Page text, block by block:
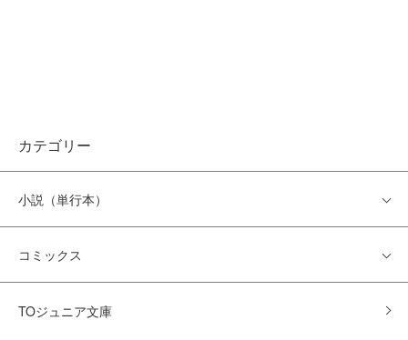
カテゴリー
小説（単行本）
コミックス
TOジュニア文庫